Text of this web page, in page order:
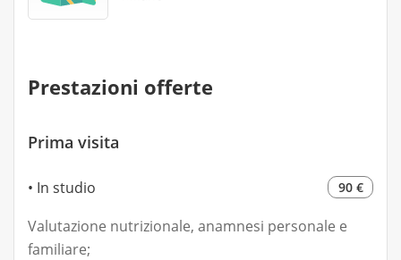
Prestazioni offerte
Prima visita
In studio 90 €
Valutazione nutrizionale, anamnesi personale e
familiare;